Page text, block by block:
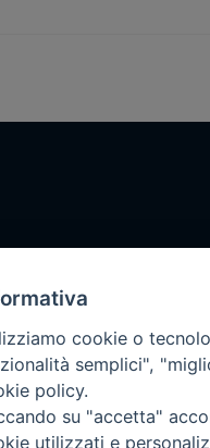
cookie o
semplici",
policy.
su "accetta"
utilizzati e